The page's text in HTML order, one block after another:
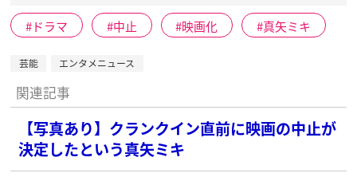
ドラマ 中止 映画化 真矢ミキ
芸能 エンタメニュース
関連記事
【写真あり】クランクイン直前に映画の中止が
決定したという真矢ミキ